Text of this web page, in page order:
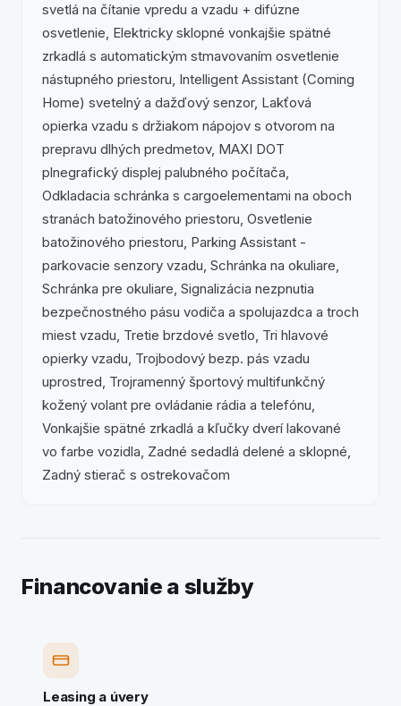
svetlá na čítanie vpredu a vzadu + difúzne
osvetlenie, Elektricky sklopné vonkajšie spätné
zrkadlá s automatickým stmavovaním osvetlenie
nástupného priestoru, Intelligent Assistant (Coming
Home) svetelný a dažďový senzor, Lakťová
opierka vzadu s držiakom nápojov s otvorom na
prepravu dlhých predmetov, MAXI DOT
plnegrafický displej palubného počítača,
Odkladacia schránka s cargoelementami na oboch
stranách batožinového priestoru, Osvetlenie
batožinového priestoru, Parking Assistant -
parkovacie senzory vzadu, Schránka na okuliare,
Schránka pre okuliare, Signalizácia nezpnutia
bezpečnostného pásu vodiča a spolujazdca a troch
miest vzadu, Tretie brzdové svetlo, Tri hlavové
opierky vzadu, Trojbodový bezp. pás vzadu
uprostred, Trojramenný športový multifunkčný
kožený volant pre ovládanie rádia a telefónu,
Vonkajšie spätné zrkadlá a kľučky dverí lakované
vo farbe vozidla, Zadné sedadlá delené a sklopné,
Zadný stierač s ostrekovačom
Financovanie a služby
Leasing a úvery